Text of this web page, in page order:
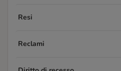
Resi
Reclami